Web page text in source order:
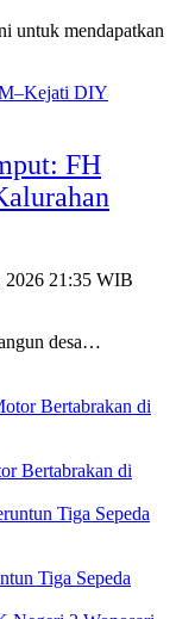
untuk mendapatkan
FH
2026 21:35 WIB
desa…
Bertabrakan di
Tiga Sepeda